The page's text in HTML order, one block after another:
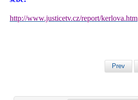
http://www.justicetv.cz/report/kerlova.htm
Prev